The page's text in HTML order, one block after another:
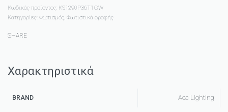
Κωδικός προϊόντος: KS1290P36T1GW
Κατηγορίες: Φωτισμός, Φωτιστικά οροφής
SHARE
Χαρακτηριστικά
BRAND Aca Lighting